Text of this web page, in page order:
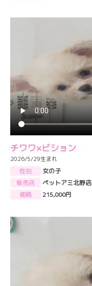
チワワ×ビション
2026/5/29生まれ
性別
女の子
販売店
ペットアミ北野店
価格
215,000円